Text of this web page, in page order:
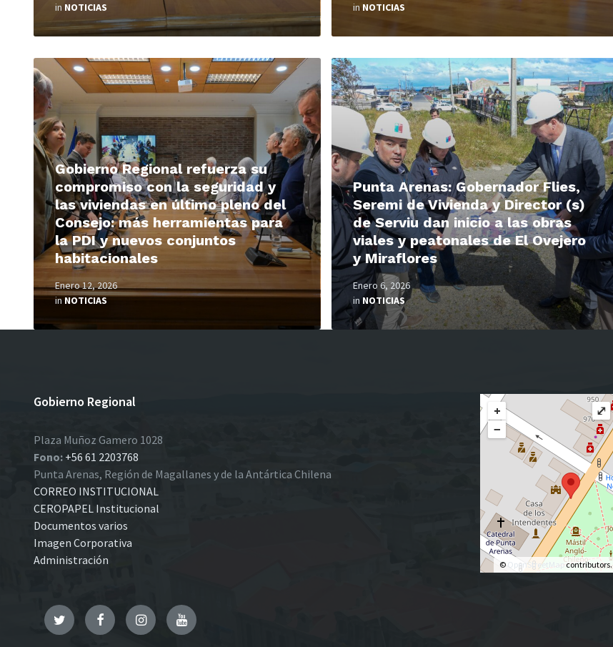
in NOTICIAS
in NOTICIAS
Gobierno Regional refuerza su
compromiso con la seguridad y
las viviendas en último pleno del
Consejo: más herramientas para
la PDI y nuevos conjuntos
habitacionales
Enero 12, 2026
inNOTICIAS
Read
More
Punta Arenas: Gobernador Flies,
Seremi de Vivienda y Director (s)
de Serviu dan inicio a las obras
viales y peatonales de El Ovejero
y Miraflores
Enero 6, 2026
inNOTICIAS
Read
More
Gobierno Regional
Plaza Muñoz Gamero 1028
Fono: +56 61 2203768
Punta Arenas, Región de Magallanes y de la Antártica Chilena
CORREO INSTITUCIONAL
CEROPAPEL Institucional
Documentos varios
Imagen Corporativa
Administración
+
−
© OpenStreetMapcontributors.
⤢
TwitterFacebookInstagramYouTube